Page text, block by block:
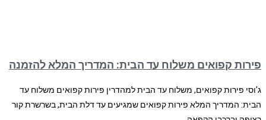
פירות קפואים משלוח עד הבית: המדריך המלא להזמנה
ג’וסי פירות קפואים, משלוח עד הבית למהדרין פירות קפואים משלוח עד
הבית: המדריך המלא פירות קפואים שמגיעים עד דלת הבית, בשרשרת קור